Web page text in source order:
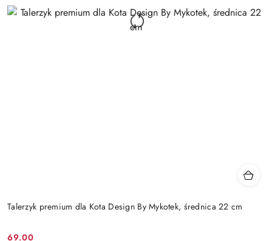
Talerzyk premium dla Kota Design By Mykotek, średnica 22 cm
69.00